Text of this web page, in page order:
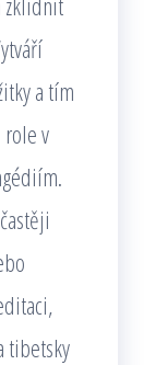
a tím
v
tibetsky